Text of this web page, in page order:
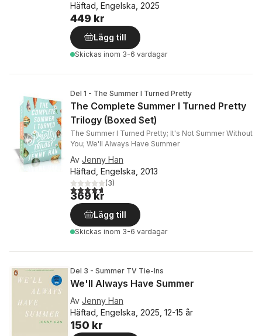
Häftad, Engelska, 2025
449 kr
Lägg till
Skickas inom 3-6 vardagar
Del 1 - The Summer I Turned Pretty
The Complete Summer I Turned Pretty
Trilogy (Boxed Set)
The Summer I Turned Pretty; It's Not Summer Without
You; We'll Always Have Summer
Av Jenny Han
Häftad, Engelska, 2013
4,7utav 5 stjärnor. Totalt antal röster:
(3)
369 kr
Lägg till
Skickas inom 3-6 vardagar
Del 3 - Summer TV Tie-Ins
We'll Always Have Summer
Av Jenny Han
Häftad, Engelska, 2025, 12-15 år
150 kr